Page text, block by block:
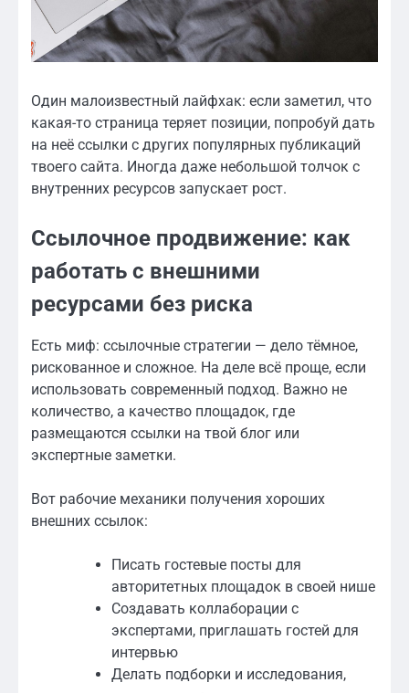
Один малоизвестный лайфхак: если заметил, что
какая-то страница теряет позиции, попробуй дать
на неё ссылки с других популярных публикаций
твоего сайта. Иногда даже небольшой толчок с
внутренних ресурсов запускает рост.
Ссылочное продвижение: как
работать с внешними
ресурсами без риска
Есть миф: ссылочные стратегии — дело тёмное,
рискованное и сложное. На деле всё проще, если
использовать современный подход. Важно не
количество, а качество площадок, где
размещаются ссылки на твой блог или
экспертные заметки.
Вот рабочие механики получения хороших
внешних ссылок:
Писать гостевые посты для
авторитетных площадок в своей нише
Создавать коллаборации с
экспертами, приглашать гостей для
интервью
Делать подборки и исследования,